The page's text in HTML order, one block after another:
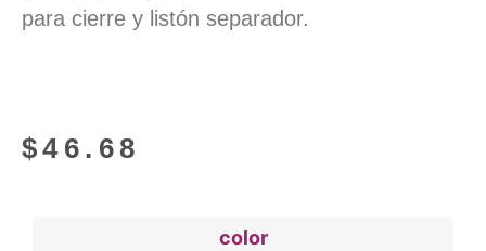
para cierre y listón separador.
$46.68
color